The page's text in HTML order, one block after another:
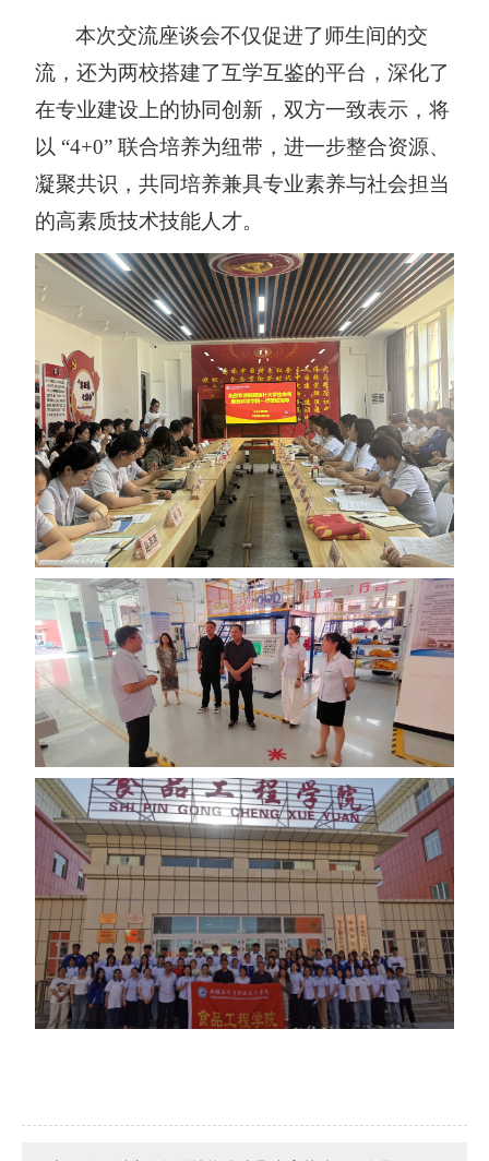
本次交流座谈会不仅促进了师生间的交
流，还为两校搭建了互学互鉴的平台，深化了
在专业建设上的协同创新，双方一致表示，将
以 “4+0” 联合培养为纽带，进一步整合资源、
凝聚共识，共同培养兼具专业素养与社会担当
的高素质技术技能人才。